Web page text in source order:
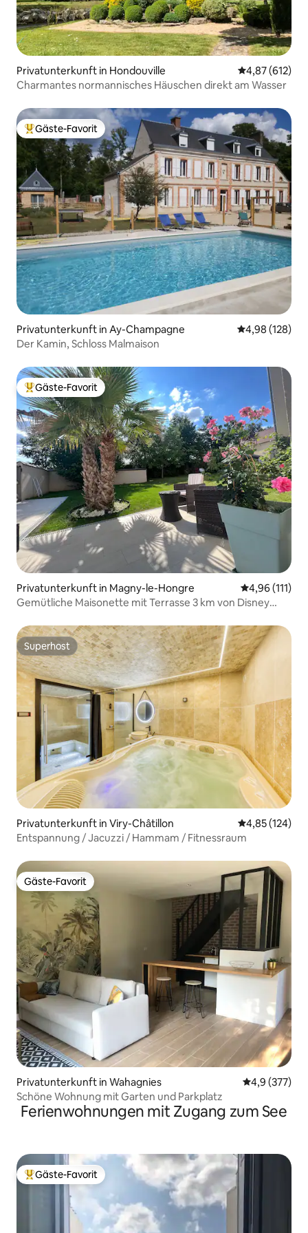
Privatunterkunft in Hondouville
4,87 (612)
Charmantes normannisches Häuschen direkt am Wasser
Beliebter Gäste-Favorit.
Gäste-Favorit
Privatunterkunft in Ay-Champagne
4,98 (128)
Der Kamin, Schloss Malmaison
Beliebter Gäste-Favorit.
Gäste-Favorit
Privatunterkunft in Magny-le-Hongre
4,96 (111)
Gemütliche Maisonette mit Terrasse 3 km von Disney
Superhost
Superhost
Privatunterkunft in Viry-Châtillon
4,85 (124)
Entspannung / Jacuzzi / Hammam / Fitnessraum
Gäste-Favorit
Gäste-Favorit
Privatunterkunft in Wahagnies
4,9 (377)
Schöne Wohnung mit Garten und Parkplatz
Ferienwohnungen mit Zugang zum See
Beliebter Gäste-Favorit.
Gäste-Favorit